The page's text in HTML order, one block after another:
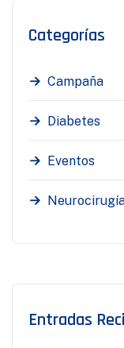
Categorías
Campaña
Diabetes
Eventos
Entradas